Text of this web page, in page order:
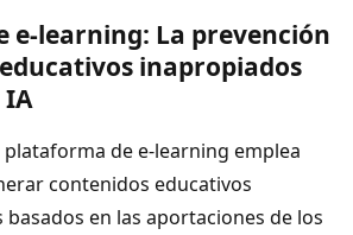
e-learning: La prevención
inapropiados
IA
plataforma de e-learning emplea
contenidos educativos
en las aportaciones de los